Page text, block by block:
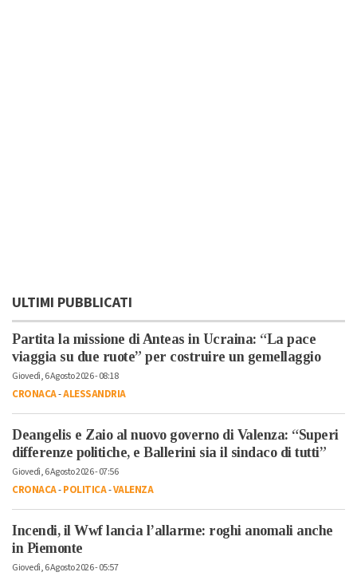
ULTIMI PUBBLICATI
Partita la missione di Anteas in Ucraina: “La pace
viaggia su due ruote” per costruire un gemellaggio
Giovedì, 6 Agosto 2026 - 08:18
CRONACA-ALESSANDRIA
Deangelis e Zaio al nuovo governo di Valenza: “Superi
differenze politiche, e Ballerini sia il sindaco di tutti”
Giovedì, 6 Agosto 2026 - 07:56
CRONACA-POLITICA-VALENZA
Incendi, il Wwf lancia l’allarme: roghi anomali anche
in Piemonte
Giovedì, 6 Agosto 2026 - 05:57